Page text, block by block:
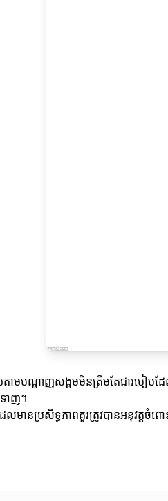
យតាមបណ្តាញសង្គមមិនត្រឹមតែជារបៀប
ាញ។
ដែលមានប្រសិទ្ធភាពគួរត្រូវបានអនុវត្